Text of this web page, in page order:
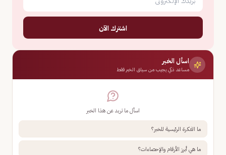
اشترك الآن
اسأل الخبر
مساعد ذكي يجيب من سياق الخبر فقط
اسأل ما تريد عن هذا الخبر
ما الفكرة الرئيسية للخبر؟
ما هي أبرز الأرقام والإحصاءات؟